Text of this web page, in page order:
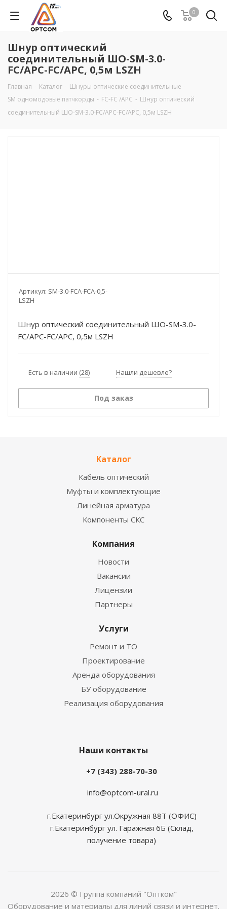
0
Шнур оптический
соединительный ШО-SM-3.0-
FC/APC-FC/APC, 0,5м LSZH
Главная - Каталог - Шнуры оптические соединительные -
SM одномодовые патчкорды - FC-FC /APC - Шнур оптический
соединительный ШО-SM-3.0-FC/APC-FC/APC, 0,5м LSZH
Артикул: SM-3.0-FCA-FCA-0,5-
LSZH
Шнур оптический соединительный ШО-SM-3.0-
FC/APC-FC/APC, 0,5м LSZH
Есть в наличии (28) Нашли дешевле?
Под заказ
Каталог
Кабель оптический
Муфты и комплектующие
Линейная арматура
Компоненты СКС
Компания
Новости
Вакансии
Лицензии
Партнеры
Услуги
Ремонт и ТО
Проектирование
Аренда оборудования
БУ оборудование
Реализация оборудования
Наши контакты
+7 (343) 288-70-30
info@optcom-ural.ru
г.Екатеринбург ул.Окружная 88Т (ОФИС)
г.Екатеринбург ул. Гаражная 6Б (Склад,
получение товара)
2026 © Группа компаний "Оптком"
Оборудование и материалы для линий связи и интернет.